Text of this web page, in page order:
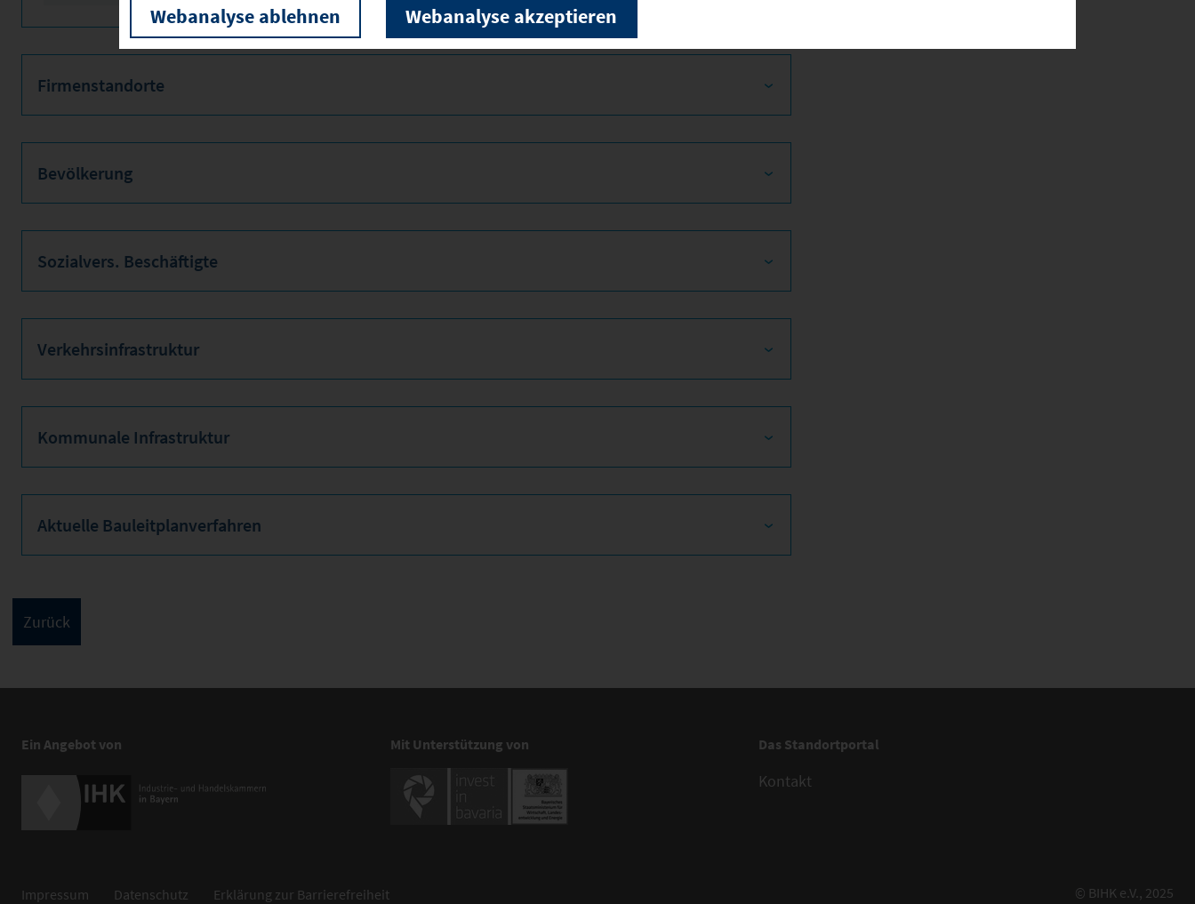
Firmenstandorte
Bevölkerung
Sozialvers. Beschäftigte
Verkehrsinfrastruktur
Kommunale Infrastruktur
Aktuelle Bauleitplanverfahren
Ein Angebot von Mit Unterstützung von Das Standortportal
Kontakt
Impressum Datenschutz Erklärung zur Barrierefreiheit © BIHK e.V., 2025
Webanalyse ablehnen Webanalyse akzeptieren